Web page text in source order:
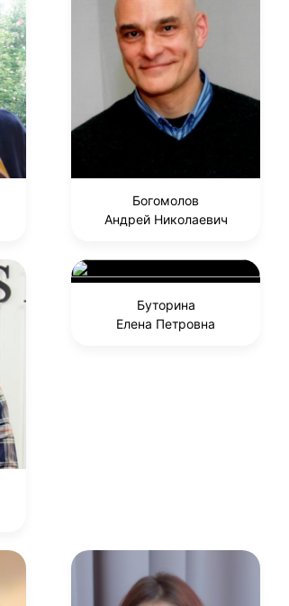
Богомолов
Андрей Николаевич
Буторина
Елена Петровна